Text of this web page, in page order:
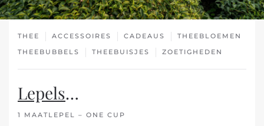
THEE ACCESSOIRES CADEAUS
THEEBLOEMEN
THEEBUBBELS
THEEBUISJES ZOETIGHEDEN
Lepels…
1 MAATLEPEL – ONE CUP